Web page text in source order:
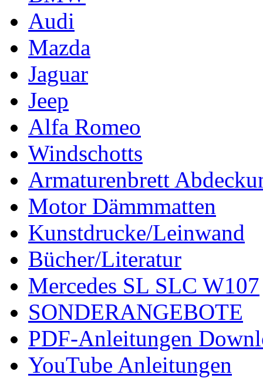
Audi
Mazda
Jaguar
Jeep
Alfa Romeo
Windschotts
Armaturenbrett
Motor Dämmmatten
Kunstdrucke/Leinwand
Bücher/Literatur
Mercedes SL SLC W107
SONDERANGEBOTE
PDF-Anleitungen
YouTube Anleitungen